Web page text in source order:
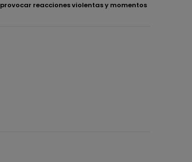
provocar reacciones violentas y momentos